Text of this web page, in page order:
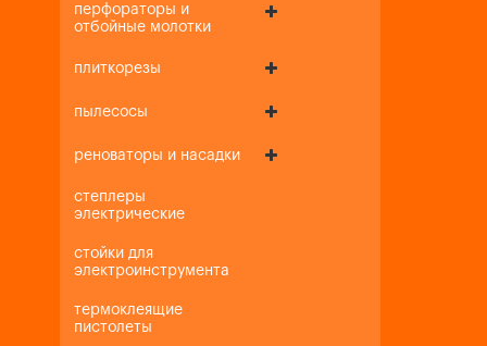
перфораторы и
отбойные молотки
плиткорезы
пылесосы
реноваторы и насадки
степлеры
электрические
стойки для
электроинструмента
термоклеящие
пистолеты